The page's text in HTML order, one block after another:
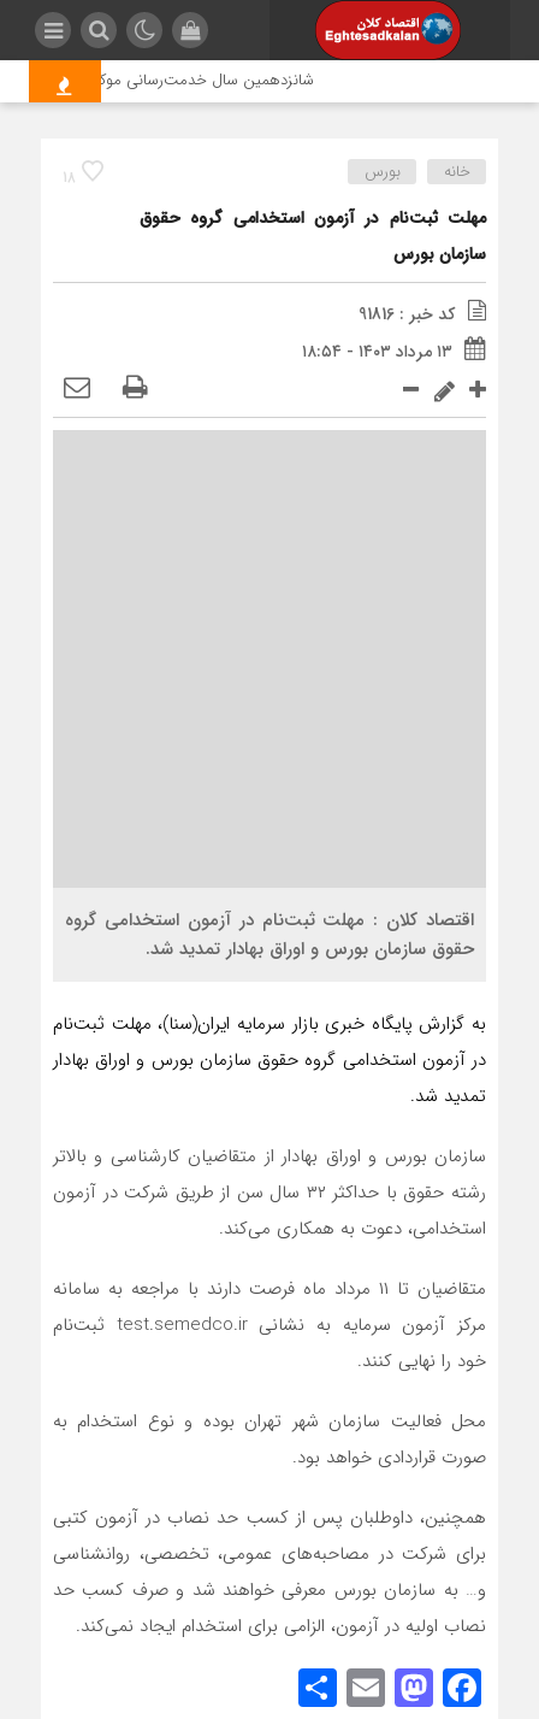
شانزدهمین سال خدمت‌رسانی موکب امام رضا (ع)
18 خانه بورس
مهلت ثبت‌نام در آزمون استخدامی گروه حقوق
سازمان بورس
کد خبر : 91816
۱۳ مرداد ۱۴۰۳ - ۱۸:۵۴
اقتصاد کلان : مهلت ثبت‌نام در آزمون استخدامی گروه
حقوق سازمان بورس و اوراق بهادار تمدید شد.
به گزارش پایگاه خبری بازار سرمایه ایران(سنا)، مهلت ثبت‌نام
در آزمون استخدامی گروه حقوق سازمان بورس و اوراق بهادار
تمدید شد.
سازمان بورس و اوراق بهادار از متقاضیان کارشناسی و بالاتر
رشته حقوق با حداکثر ۳۲ سال سن از طریق شرکت در آزمون
استخدامی، دعوت به همکاری می‌کند.
متقاضیان تا ۱۱ مرداد ماه فرصت دارند با مراجعه به سامانه
مرکز آزمون سرمایه به نشانی test.semedco.ir ثبت‌نام
خود را نهایی کنند.
محل فعالیت سازمان شهر تهران بوده و نوع استخدام به
صورت قراردادی خواهد بود.
همچنین، داوطلبان پس از کسب حد نصاب در آزمون کتبی
برای شرکت در مصاحبه‌های عمومی، تخصصی، روانشناسی
و… به سازمان بورس معرفی خواهند شد و صرف کسب حد
نصاب اولیه در آزمون، الزامی برای استخدام ایجاد نمی‌کند.
Facebook
Mastodon
Email